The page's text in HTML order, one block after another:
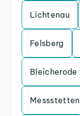
Lichtenau
Felsberg
Bleicherode
Messstetten